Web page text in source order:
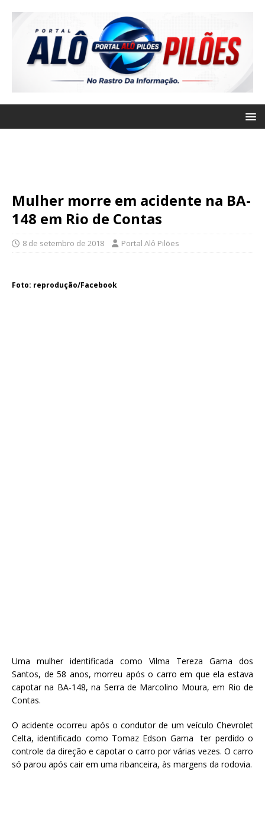
Mulher morre em acidente na BA-
148 em Rio de Contas
8 de setembro de 2018 Portal Alô Pilões
Foto: reprodução/Facebook
Uma mulher identificada como Vilma Tereza Gama dos
Santos, de 58 anos, morreu após o carro em que ela estava
capotar na BA-148, na Serra de Marcolino Moura, em Rio de
Contas.
O acidente ocorreu após o condutor de um veículo Chevrolet
Celta, identificado como Tomaz Edson Gama ter perdido o
controle da direção e capotar o carro por várias vezes. O carro
só parou após cair em uma ribanceira, às margens da rodovia.